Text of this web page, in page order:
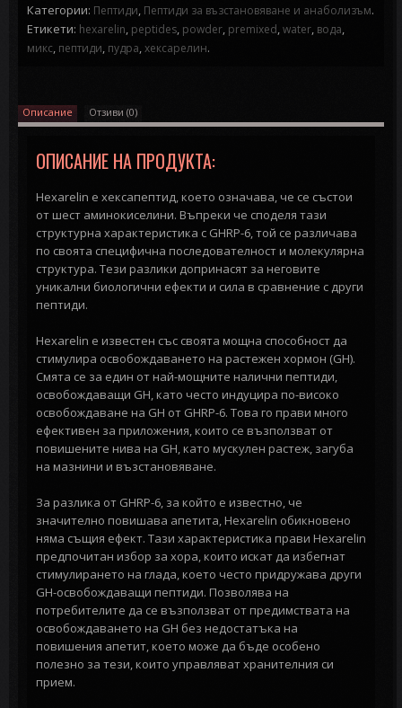
Категории: Пептиди, Пептиди за възстановяване и анаболизъм.
Етикети: hexarelin, peptides, powder, premixed,water, вода,
микс, пептиди, пудра,хексарелин.
Описание Отзиви (0)
ОПИСАНИЕ НА ПРОДУКТА:
Hexarelin е хексапептид, което означава, че се състои
от шест аминокиселини. Въпреки че споделя тази
структурна характеристика с GHRP-6, той се различава
по своята специфична последователност и молекулярна
структура. Тези разлики допринасят за неговите
уникални биологични ефекти и сила в сравнение с други
пептиди.
Hexarelin е известен със своята мощна способност да
стимулира освобождаването на растежен хормон (GH).
Смята се за един от най-мощните налични пептиди,
освобождаващи GH, като често индуцира по-високо
освобождаване на GH от GHRP-6. Това го прави много
ефективен за приложения, които се възползват от
повишените нива на GH, като мускулен растеж, загуба
на мазнини и възстановяване.
За разлика от GHRP-6, за който е известно, че
значително повишава апетита, Hexarelin обикновено
няма същия ефект. Тази характеристика прави Hexarelin
предпочитан избор за хора, които искат да избегнат
стимулирането на глада, което често придружава други
GH-освобождаващи пептиди. Позволява на
потребителите да се възползват от предимствата на
освобождаването на GH без недостатъка на
повишения апетит, което може да бъде особено
полезно за тези, които управляват хранителния си
прием.